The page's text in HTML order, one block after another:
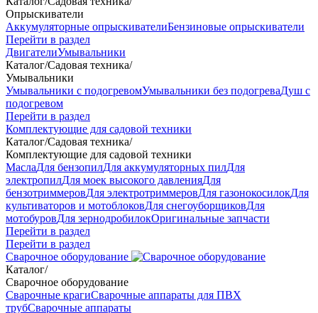
Опрыскиватели
Аккумуляторные опрыскивателиБензиновые опрыскиватели
Перейти в раздел
ДвигателиУмывальники
Каталог/Садовая техника/
Умывальники
Умывальники с подогревомУмывальники без подогреваДуш с
подогревом
Перейти в раздел
Комплектующие для садовой техники
Каталог/Садовая техника/
Комплектующие для садовой техники
МаслаДля бензопилДля аккумуляторных пилДля
электропилДля моек высокого давленияДля
бензотриммеровДля электротриммеровДля газонокосилокДля
культиваторов и мотоблоковДля снегоуборщиковДля
мотобуровДля зернодробилокОригинальные запчасти
Перейти в раздел
Перейти в раздел
Сварочное оборудование
Каталог/
Сварочное оборудование
Сварочные крагиСварочные аппараты для ПВХ
трубСварочные аппараты